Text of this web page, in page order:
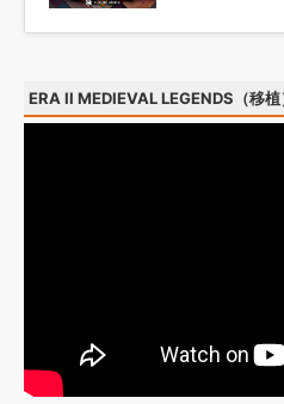
ERA II MEDIEVAL LEGENDS（移植